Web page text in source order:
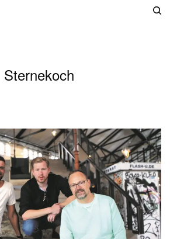
Sternekoch